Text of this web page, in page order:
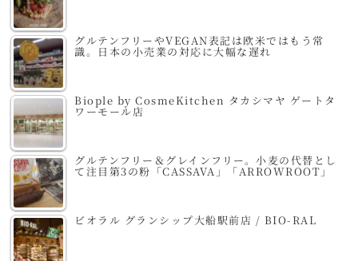
グルテンフリーやVEGAN表記は欧米ではもう常
識。日本の小売業の対応に大幅な遅れ
Biople by CosmeKitchen タカシマヤ ゲートタ
ワーモール店
グルテンフリー＆グレインフリー。小麦の代替とし
て注目第3の粉「CASSAVA」「ARROWROOT」
ビオラル グランシップ大船駅前店 / BIO-RAL